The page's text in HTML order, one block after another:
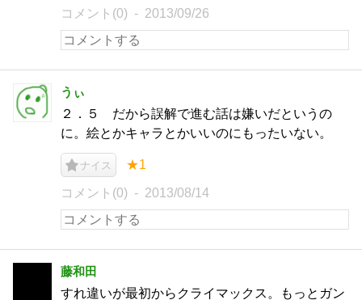
コメント(0) 2013/09/26
うぃ
２．５ だから誤解で進む話は嫌いだというの
に。絵とかキャラとかいいのにもったいない。
ナイス ★1
コメント(0) 2013/08/14
藤和田
すれ違いが最初からクライマックス。もっとガン